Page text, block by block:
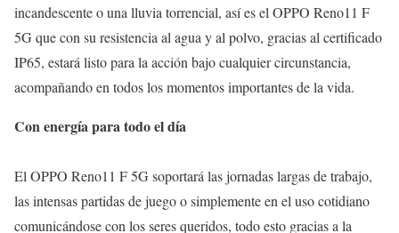
incandescente o una lluvia torrencial, así es el OPPO Reno11 F
5G que con su resistencia al agua y al polvo, gracias al certificado
IP65, estará listo para la acción bajo cualquier circunstancia,
acompañando en todos los momentos importantes de la vida.
Con energía para todo el día
El OPPO Reno11 F 5G soportará las jornadas largas de trabajo,
las intensas partidas de juego o simplemente en el uso cotidiano
comunicándose con los seres queridos, todo esto gracias a la